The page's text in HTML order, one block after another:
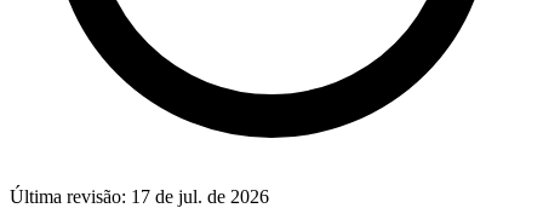
Última revisão: 17 de jul. de 2026